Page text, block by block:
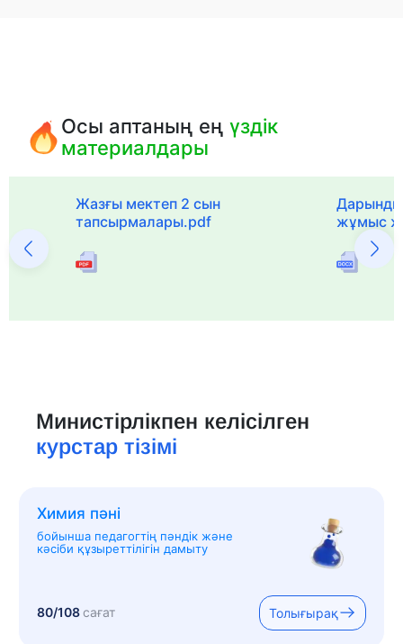
Осы аптаның еңүздік
материалдары
Жазғы мектеп 2 сын
тапсырмалары.pdf
жұмыс
Министірлікпен келісілген
курстар тізімі
Химия пәні
бойынша педагогтің пәндік және
кәсіби құзыреттілігін дамыту
80/108сағат Толығырақ